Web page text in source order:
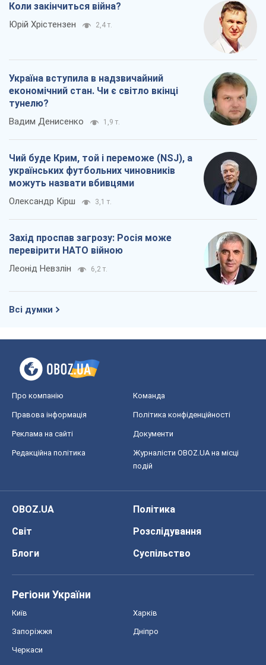
Коли закінчиться війна?
Юрій Хрістензен 2,4 т.
Україна вступила в надзвичайний
економічний стан. Чи є світло вкінці
тунелю?
Вадим Денисенко 1,9 т.
Чий буде Крим, той і переможе (NSJ), а
українських футбольних чиновників
можуть назвати вбивцями
Олександр Кірш 3,1 т.
Захід проспав загрозу: Росія може
перевірити НАТО війною
Леонід Невзлін 6,2 т.
Всі думки
Про компанію Команда
Правова інформація Політика конфіденційності
Реклама на сайті Документи
Редакційна політика
Журналісти OBOZ.UA на місці
подій
OBOZ.UA
Політика
Світ
Розслідування
Блоги
Суспільство
Регіони України
Київ Харків
Запоріжжя Дніпро
Черкаси